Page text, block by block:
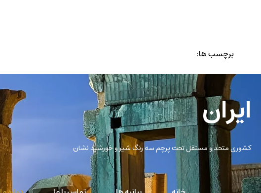
برچسب ها:
ایران
کشوری متحد و مستقل تحت پرچم سه رنگ شیر و خورشید نشان